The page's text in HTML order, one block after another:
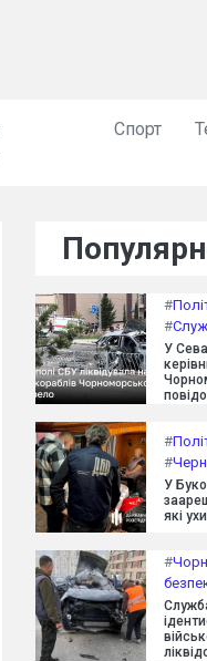
Спорт
#
#
У
#
#
У
які
#